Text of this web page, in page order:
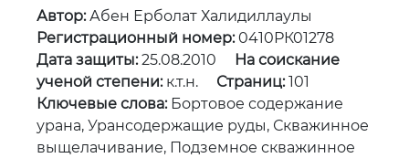
Автор:Абен Ерболат Халидиллаулы
Регистрационный номер:0410РК01278
Дата защиты:25.08.2010
На соискание
ученой степени:к.т.н. Страниц:101
Ключевые слова:Бортовое содержание
урана, Урансодержащие руды, Скважинное
выщелачивание, Подземное скважинное